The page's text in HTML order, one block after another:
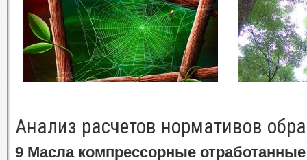
Анализ расчетов нормативов
9 Масла компрессорные отработанные